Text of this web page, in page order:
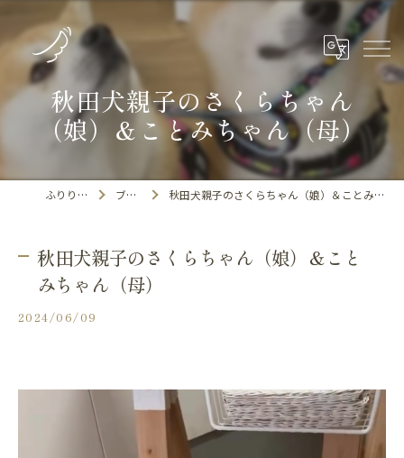
秋田犬親子のさくらちゃん
（娘）＆ことみちゃん（母）
ふりりの里 ブログ 秋田犬親子のさくらちゃん（娘）＆ことみちゃん（母）
秋田犬親子のさくらちゃん（娘）＆こと
みちゃん（母）
2024/06/09